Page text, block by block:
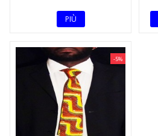
PIÙ
-5%